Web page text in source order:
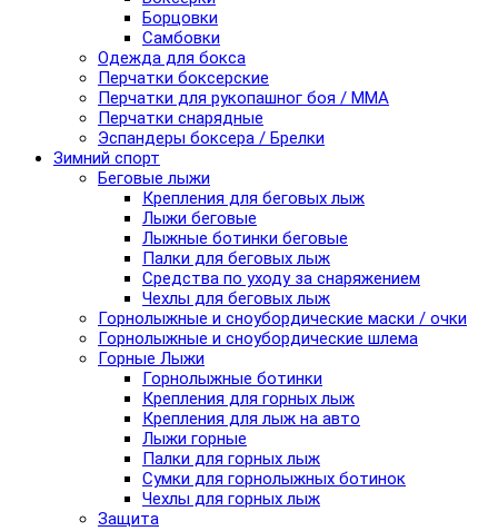
Борцовки
Самбовки
Одежда для бокса
Перчатки боксерские
Перчатки для рукопашног боя / ММА
Перчатки снарядные
Эспандеры боксера / Брелки
Зимний спорт
Беговые лыжи
Крепления для беговых лыж
Лыжи беговые
Лыжные ботинки беговые
Палки для беговых лыж
Средства по уходу за снаряжением
Чехлы для беговых лыж
Горнолыжные и сноубордические маски / очки
Горнолыжные и сноубордические шлема
Горные Лыжи
Горнолыжные ботинки
Крепления для горных лыж
Крепления для лыж на авто
Лыжи горные
Палки для горных лыж
Сумки для горнолыжных ботинок
Чехлы для горных лыж
Защита